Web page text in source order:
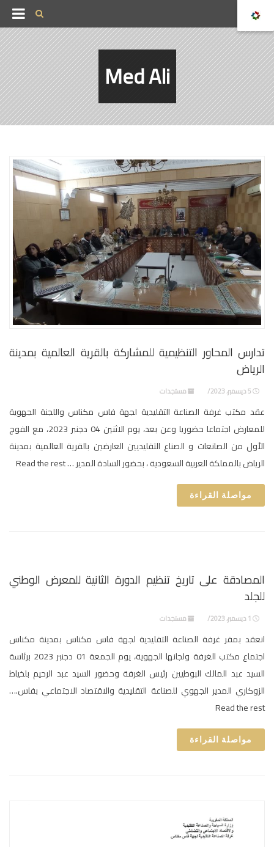
Med Ali
تدارس المحاور التنظيمية للمشاركة بالقرية العالمية بمدينة
الرياض
مستجدات
عقد مكتب غرفة الصناعة التقليدية لجهة فاس مكناس واللجنة الجهوية
للمعارض اجتماعا حضوريا وعن بعد، يوم الاثنين 04 دجنبر 2023، مع الفوج
الأول من الصانعات و الصناع التقليديين العارضين بالقرية العالمية بمدينة
الرياض بالمملكة العربية السعودية ، بحضور السادة المدير … Read the rest
مواصلة القراءة
المصادقة على تاريخ تنظيم الدورة الثانية للمعرض الوطني
للجلد
مستجدات
انعقد بمقر غرفة الصناعة التقليدية لجهة فاس مكناس بمدينة مكناس
اجتماع مكتب الغرفة ولجانها الجهوية، يوم الجمعة 01 دجنبر 2023 برئاسة
السيد عبد المالك البوطيين رئيس الغرفة وحضور السيد عبد الرحيم بلخياط
الزوكاري المدير الجهوي للصناعة التقليدية والاقتصاد الاجتماعي بفاس.…
Read the rest
مواصلة القراءة